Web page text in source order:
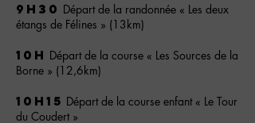
9h30 Départ de la randonnée « Les deux
étangs de Félines » (13km)
10h Départ de la course « Les Sources de la
Borne » (12,6km)
10h15 Départ de la course enfant « Le Tour
du Coudert »